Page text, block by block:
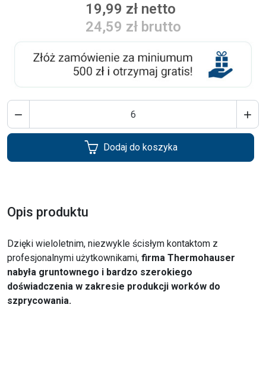
19,99 zł netto
24,59 zł brutto
 
Dodaj do koszyka
Opis produktu
Dzięki wieloletnim, niezwykle ścisłym kontaktom z
profesjonalnymi użytkownikami, firma Thermohauser
nabyła gruntownego i bardzo szerokiego
doświadczenia w zakresie produkcji worków do
szprycowania.